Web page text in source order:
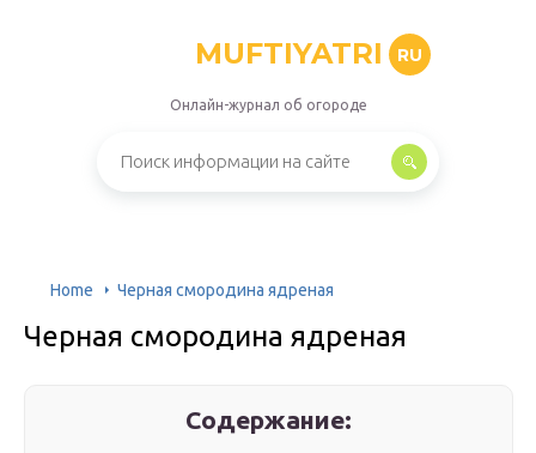
MUFTIYATRI RU
Онлайн-журнал об огороде
Home Черная смородина ядреная
Черная смородина ядреная
Содержание: